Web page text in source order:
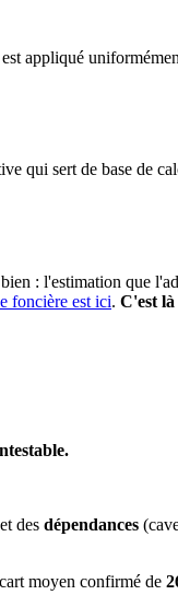
appliqué
qui sert de base de
: l'estimation que
foncière est ici. C'est là
et des dépendances
moyen confirmé de